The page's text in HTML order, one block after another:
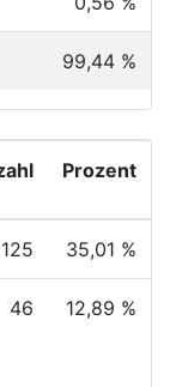
99,44 %
Prozent
125 35,01 %
46 12,89 %